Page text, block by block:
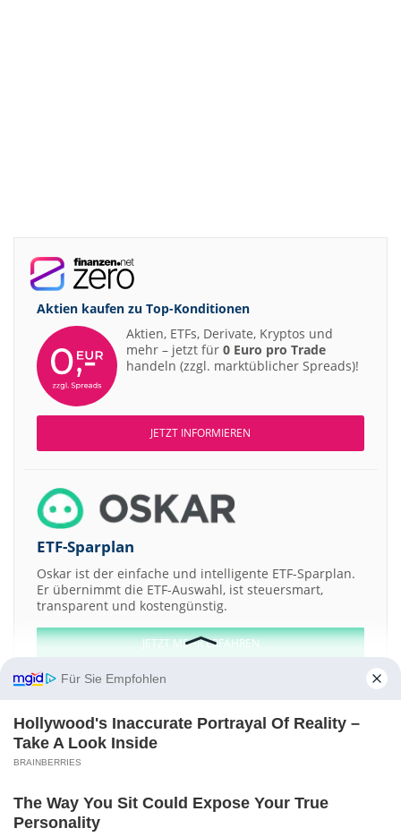
Aktien kaufen zu Top-Konditionen
Aktien, ETFs, Derivate, Kryptos und
mehr – jetzt für 0 Euro pro Trade
handeln (zzgl. marktüblicher Spreads)!
JETZT INFORMIEREN
ETF-Sparplan
Oskar ist der einfache und intelligente ETF-Sparplan.
Er übernimmt die ETF-Auswahl, ist steuersmart,
transparent und kostengünstig.
JETZT MEHR ERFAHREN
Aktien ATX DAX EuroStoxx 50
Weitere Aktien:
SCINEX SUNNY SIDE UP Delta drone
Für Sie Empfohlen
Hollywood's Inaccurate Portrayal Of Reality –
Take A Look Inside
BRAINBERRIES
The Way You Sit Could Expose Your True
Personality